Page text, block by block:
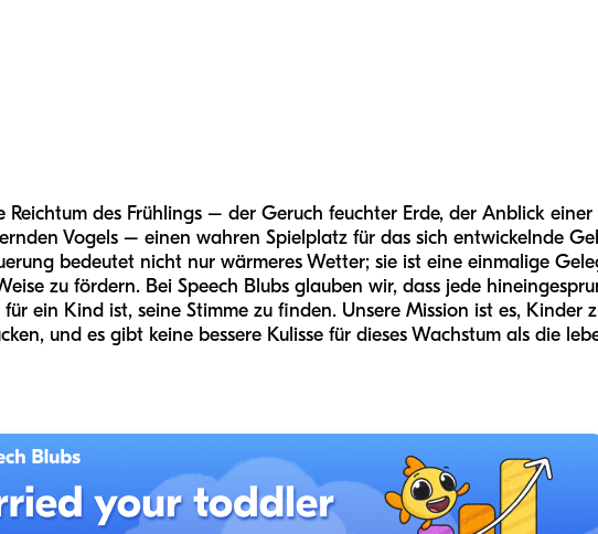
Reichtum des Frühlings – der Geruch feuchter Erde, der Anblick
Vogels – einen wahren Spielplatz für das sich entwickelnde
bedeutet nicht nur wärmeres Wetter; sie ist eine einmalige
zu fördern. Bei Speech Blubs glauben wir, dass jede
ein Kind ist, seine Stimme zu finden. Unsere Mission ist es, Kinder
und es gibt keine bessere Kulisse für dieses Wachstum als die